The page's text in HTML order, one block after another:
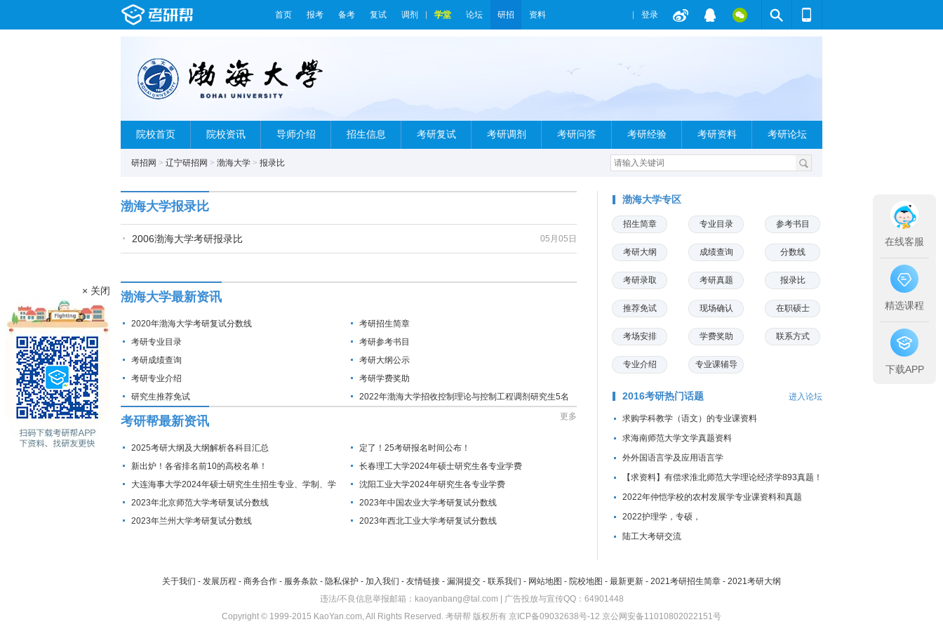
首页 报考 备考 复试 调剂 学堂 论坛 研招 资料 登录
院校首页 院校资讯 导师介绍 招生信息 考研复试 考研调剂 考研问答 考研经验 考研资料 考研论坛
研招网 > 辽宁研招网 > 渤海大学 > 报录比
渤海大学报录比
05月05日
2006渤海大学考研报录比
渤海大学最新资讯
2020年渤海大学考研复试分数线
考研招生简章
考研专业目录
考研参考书目
考研成绩查询
考研大纲公示
考研专业介绍
考研学费奖助
研究生推荐免试
2022年渤海大学招收控制理论与控制工程调剂研究生5名
考研帮最新资讯 更多
2025考研大纲及大纲解析各科目汇总
定了！25考研报名时间公布！
新出炉！各省排名前10的高校名单！
长春理工大学2024年硕士研究生各专业学费
大连海事大学2024年硕士研究生生招生专业、学制、学
费标准及拟招生人数
沈阳工业大学2024年研究生各专业学费
2023年北京师范大学考研复试分数线
2023年中国农业大学考研复试分数线
2023年兰州大学考研复试分数线
2023年西北工业大学考研复试分数线
渤海大学专区
招生简章 专业目录 参考书目
考研大纲 成绩查询 分数线
考研录取 考研真题 报录比
推荐免试 现场确认 在职硕士
考场安排 学费奖助 联系方式
专业介绍 专业课辅导
2016考研热门话题 进入论坛
求购学科教学（语文）的专业课资料
求海南师范大学文学真题资料
外外国语言学及应用语言学
【求资料】有偿求淮北师范大学理论经济学893真题！
2022年仲恺学校的农村发展学专业课资料和真题
2022护理学，专硕，
陆工大考研交流
关于我们 - 发展历程 - 商务合作 - 服务条款 - 隐私保护 - 加入我们 - 友情链接 - 漏洞提交 - 联系我们 - 网站地图 - 院校地图 - 最新更新 - 2021考研招生简章 - 2021考研大纲
违法/不良信息举报邮箱：kaoyanbang@tal.com | 广告投放与宣传QQ：64901448
Copyright © 1999-2015 KaoYan.com, All Rights Reserved. 考研帮 版权所有 京ICP备09032638号-12 京公网安备11010802022151号
× 关闭
在线客服
精选课程
下载APP